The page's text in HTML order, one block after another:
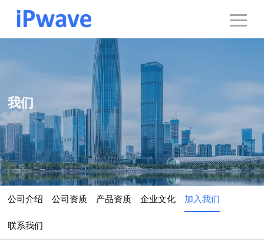
我们
公司介绍 公司资质 产品资质 企业文化 加入我们
联系我们